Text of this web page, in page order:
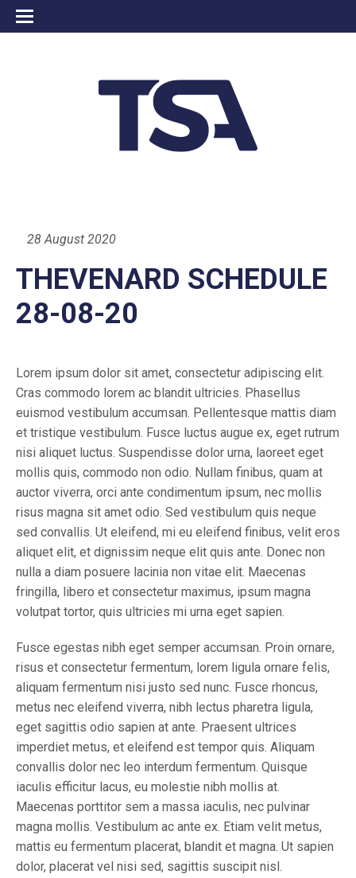
28 August 2020
THEVENARD SCHEDULE
28-08-20
Lorem ipsum dolor sit amet, consectetur adipiscing elit.
Cras commodo lorem ac blandit ultricies. Phasellus
euismod vestibulum accumsan. Pellentesque mattis diam
et tristique vestibulum. Fusce luctus augue ex, eget rutrum
nisi aliquet luctus. Suspendisse dolor urna, laoreet eget
mollis quis, commodo non odio. Nullam finibus, quam at
auctor viverra, orci ante condimentum ipsum, nec mollis
risus magna sit amet odio. Sed vestibulum quis neque
sed convallis. Ut eleifend, mi eu eleifend finibus, velit eros
aliquet elit, et dignissim neque elit quis ante. Donec non
nulla a diam posuere lacinia non vitae elit. Maecenas
fringilla, libero et consectetur maximus, ipsum magna
volutpat tortor, quis ultricies mi urna eget sapien.
Fusce egestas nibh eget semper accumsan. Proin ornare,
risus et consectetur fermentum, lorem ligula ornare felis,
aliquam fermentum nisi justo sed nunc. Fusce rhoncus,
metus nec eleifend viverra, nibh lectus pharetra ligula,
eget sagittis odio sapien at ante. Praesent ultrices
imperdiet metus, et eleifend est tempor quis. Aliquam
convallis dolor nec leo interdum fermentum. Quisque
iaculis efficitur lacus, eu molestie nibh mollis at.
Maecenas porttitor sem a massa iaculis, nec pulvinar
magna mollis. Vestibulum ac ante ex. Etiam velit metus,
mattis eu fermentum placerat, blandit et magna. Ut sapien
dolor, placerat vel nisi sed, sagittis suscipit nisl.